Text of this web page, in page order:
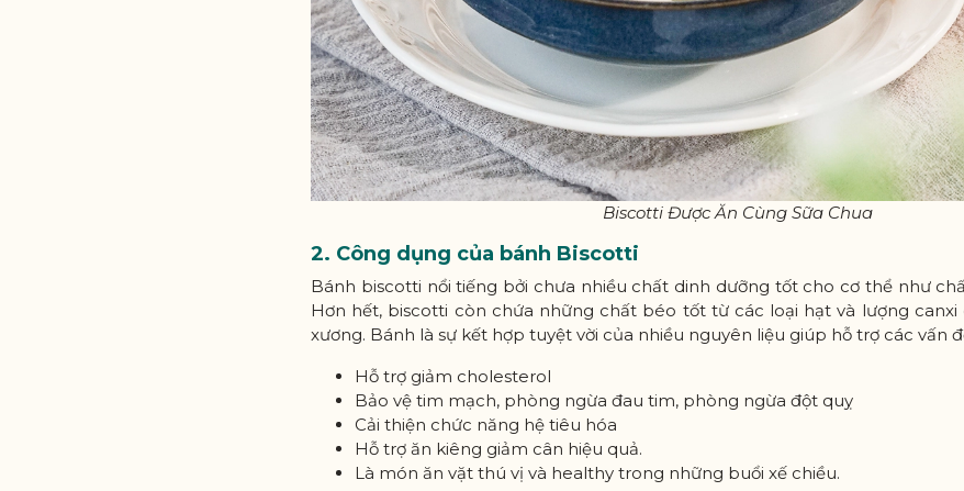
Biscotti Được Ăn Cùng Sữa Chua
2. Công dụng của bánh Biscotti
Bánh biscotti nổi tiếng bởi chưa nhiều chất dinh dưỡng tốt cho cơ thể như
Hơn hết, biscotti còn chứa những chất béo tốt từ các loại hạt và lượng
xương. Bánh là sự kết hợp tuyệt vời của nhiều nguyên liệu giúp hỗ trợ các vấn
Hỗ trợ giảm cholesterol
Bảo vệ tim mạch, phòng ngừa đau tim, phòng ngừa đột quỵ
Cải thiện chức năng hệ tiêu hóa
Hỗ trợ ăn kiêng giảm cân hiệu quả.
Là món ăn vặt thú vị và healthy trong những buổi xế chiều.